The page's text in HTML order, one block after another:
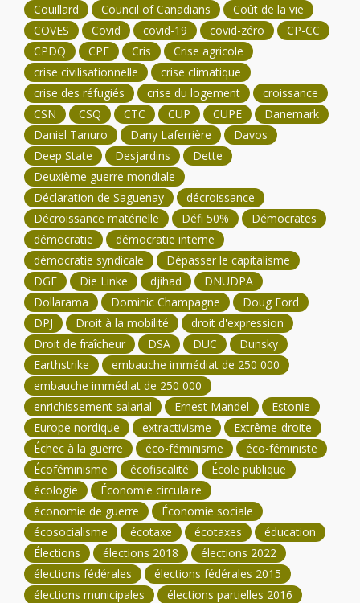
Couillard
Council of Canadians
Coût de la vie
COVES
Covid covid-19 covid-zéro
CP-CC
CPDQ
CPE Cris
Crise agricole
crise civilisationnelle
crise climatique
crise des réfugiés
crise du logement
croissance
CSN
CSQ CTC CUP CUPE
Danemark
Daniel Tanuro
Dany Laferrière
Davos
Deep State
Desjardins
Dette
Deuxième guerre mondiale
Déclaration de Saguenay
décroissance
Décroissance matérielle
Défi 50%
Démocrates
démocratie
démocratie interne
démocratie syndicale
Dépasser le capitalisme
DGE
Die Linke djihad
DNUDPA
Dollarama
Dominic Champagne
Doug Ford
DPJ
Droit à la mobilité
droit d'expression
Droit de fraîcheur
DSA DUC
Dunsky
Earthstrike
embauche immédiat de 250 000
embauche immédiat de 250 000
enrichissement salarial
Ernest Mandel
Estonie
Europe nordique
extractivisme
Extrême-droite
Échec à la guerre
éco-féminisme
éco-féministe
Écoféminisme
écofiscalité
École publique
écologie
Économie circulaire
économie de guerre
Économie sociale
écosocialisme
écotaxe écotaxes
éducation
Élections
élections 2018
élections 2022
élections fédérales
élections fédérales 2015
élections municipales
élections partielles 2016